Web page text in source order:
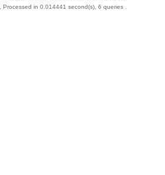
, Processed in 0.014441 second(s), 6 queries .